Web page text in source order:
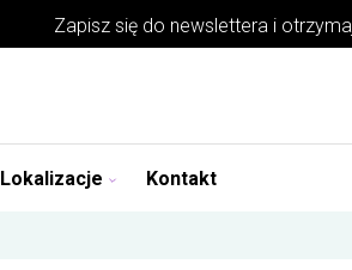
Zapisz się do newsletterai
Lokalizacje Kontakt